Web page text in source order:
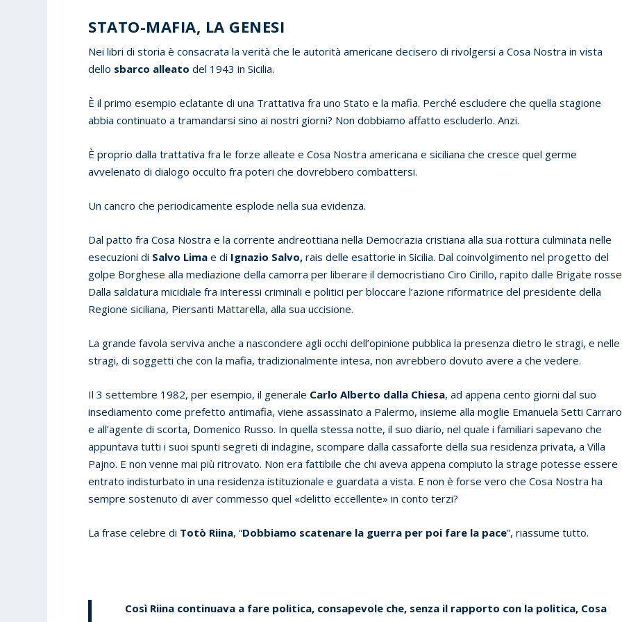
STATO-MAFIA, LA GENESI
Nei libri di storia è consacrata la verità che le autorità americane decisero di rivolgersi a Cosa Nostra in vista
dello sbarco alleato del 1943 in Sicilia.
È il primo esempio eclatante di una Trattativa fra uno Stato e la mafia. Perché escludere che quella stagione
abbia continuato a tramandarsi sino ai nostri giorni? Non dobbiamo affatto escluderlo. Anzi.
È proprio dalla trattativa fra le forze alleate e Cosa Nostra americana e siciliana che cresce quel germe
avvelenato di dialogo occulto fra poteri che dovrebbero combattersi.
Un cancro che periodicamente esplode nella sua evidenza.
Dal patto fra Cosa Nostra e la corrente andreottiana nella Democrazia cristiana alla sua rottura culminata nelle
esecuzioni di Salvo Limae di Ignazio Salvo, rais delle esattorie in Sicilia. Dal coinvolgimento nel progetto del
golpe Borghese alla mediazione della camorra per liberare il democristiano Ciro Cirillo, rapito dalle Brigate
Dalla saldatura micidiale fra interessi criminali e politici per bloccare l’azione riformatrice del presidente della
Regione siciliana, Piersanti Mattarella, alla sua uccisione.
La grande favola serviva anche a nascondere agli occhi dell’opinione pubblica la presenza dietro le stragi, e nelle
stragi, di soggetti che con la mafia, tradizionalmente intesa, non avrebbero dovuto avere a che vedere.
Il 3 settembre 1982, per esempio, il generale Carlo Alberto dalla Chiesa, ad appena cento giorni dal suo
insediamento come prefetto antimafia, viene assassinato a Palermo, insieme alla moglie Emanuela Setti Carraro
e all’agente di scorta, Domenico Russo. In quella stessa notte, il suo diario, nel quale i familiari sapevano che
appuntava tutti i suoi spunti segreti di indagine, scompare dalla cassaforte della sua residenza privata, a Villa
Pajno. E non venne mai più ritrovato. Non era fattibile che chi aveva appena compiuto la strage potesse essere
entrato indisturbato in una residenza istituzionale e guardata a vista. E non è forse vero che Cosa Nostra ha
sempre sostenuto di aver commesso quel «delitto eccellente» in conto terzi?
La frase celebre di Totò Riina, “Dobbiamo scatenare la guerra per poi fare la pace”, riassume tutto.
Così Riina continuava a fare politica, consapevole che, senza il rapporto con la politica, Cosa